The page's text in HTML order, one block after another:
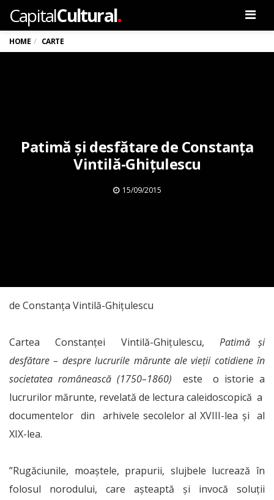
CapitalCultural.
HOME CARTE
Patimă şi desfătare de Constanța
Vintilă-Ghițulescu
15/09/2015
de Constanța Vintilă-Ghițulescu
Cartea Constanței Vintilă-Ghițulescu,Patimă şi
desfătare – despre lucrurile mărunte ale vieţii cotidiene în
societatea românească (1750–1860) este o istorie a
lucrurilor mărunte, revelată de lectura caleidoscopică a
documentelor din arhivele secolelor al XVIII-lea și al
XIX-lea.
”Rugăciunile, moaştele, prapurii, slujbele lucrează în
folosul norodului, care aşteaptă şi invocă soluţii